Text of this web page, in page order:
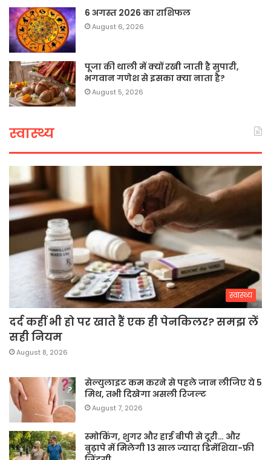
6 अगस्त 2026 का राशिफल
August 6, 2026
पूजा की थाली में क्यों रखी जाती है सुपारी,
भगवान गणेश से इसका क्या नाता है?
August 5, 2026
स्वास्थ्य
स्वास्थ्य
दर्द कहीं भी हो पर खाते हैं एक ही पेनकिलर? समझ लें
सही नियम
August 8, 2026
सेल्युलाइट कम करने से पहले जान लीजिए ये 5
मिथ, तभी दिखेगा असली रिजल्ट
August 7, 2026
स्मोकिंग, शुगर और हाई बीपी से दूरी… और
बुढ़ापे में मिलेगी 13 साल ज्यादा डिमेंशिया-फ्री